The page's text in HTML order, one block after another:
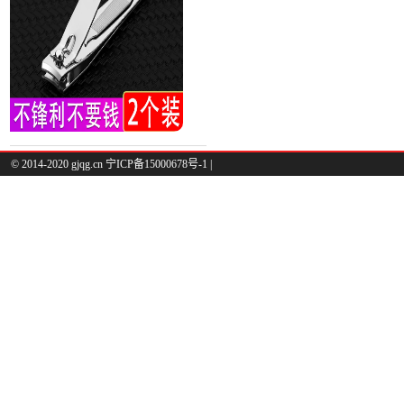
© 2014-2020 gjqg.cn 宁ICP备15000678号-1 |